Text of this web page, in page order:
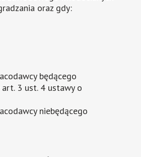
oraz gdy:
będącego
3 ust. 4 ustawy o
niebędącego